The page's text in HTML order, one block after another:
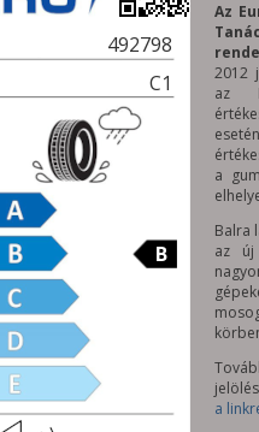
492798
C1
B
Az
2012
az
a
Balra
az új
a